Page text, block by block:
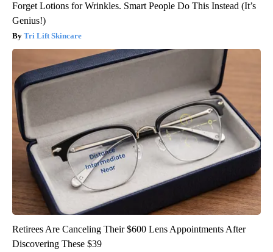
Forget Lotions for Wrinkles. Smart People Do This Instead (It’s
Genius!)
Tri Lift Skincare
Retirees Are Canceling Their $600 Lens Appointments After
Discovering These $39